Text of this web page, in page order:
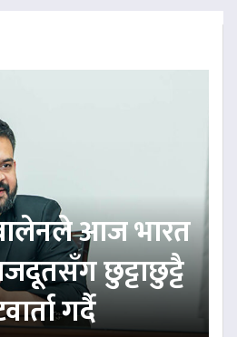
बालेनले आज भारत
छुट्टाछुट्टै
गर्दै